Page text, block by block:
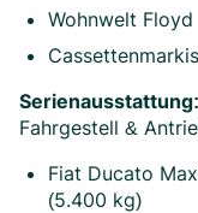
Wohnwelt Floyd
Serienausstattung:
Fahrgestell &
Fiat Ducato
(5.400 kg)